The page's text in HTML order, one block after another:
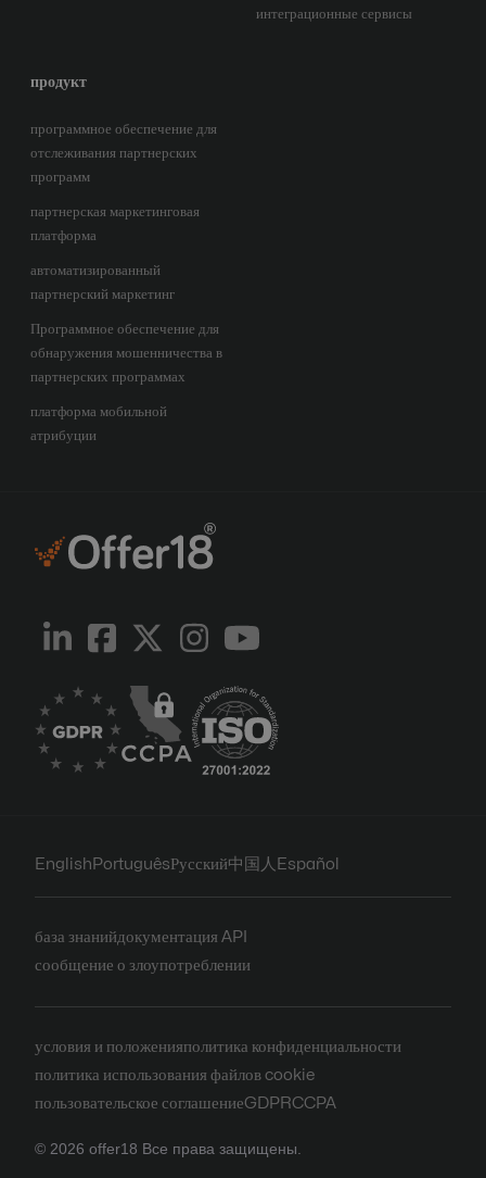
интеграционные сервисы
продукт
программное обеспечение для
отслеживания партнерских
программ
партнерская маркетинговая
платформа
автоматизированный
партнерский маркетинг
Программное обеспечение для
обнаружения мошенничества в
партнерских программах
платформа мобильной
атрибуции
English PortuguêsРусский中国人 Español
база знанийдокументация API
сообщение о злоупотреблении
условия и положенияполитика конфиденциальности
политика использования файлов cookie
пользовательское соглашениеGDPRCCPA
© 2026 offer18 Все права защищены.